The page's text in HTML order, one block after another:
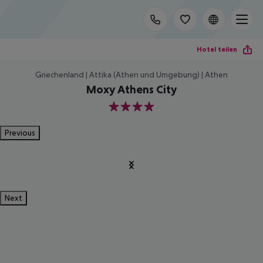
Hotel teilen
Griechenland | Attika (Athen und Umgebung) | Athen
Moxy Athens City
4
Previous
Next